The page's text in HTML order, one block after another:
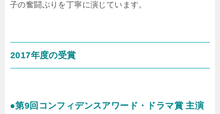
子の奮闘ぶりを丁寧に演じています。
2017年度の受賞
●第9回コンフィデンスアワード・ドラマ賞 主演